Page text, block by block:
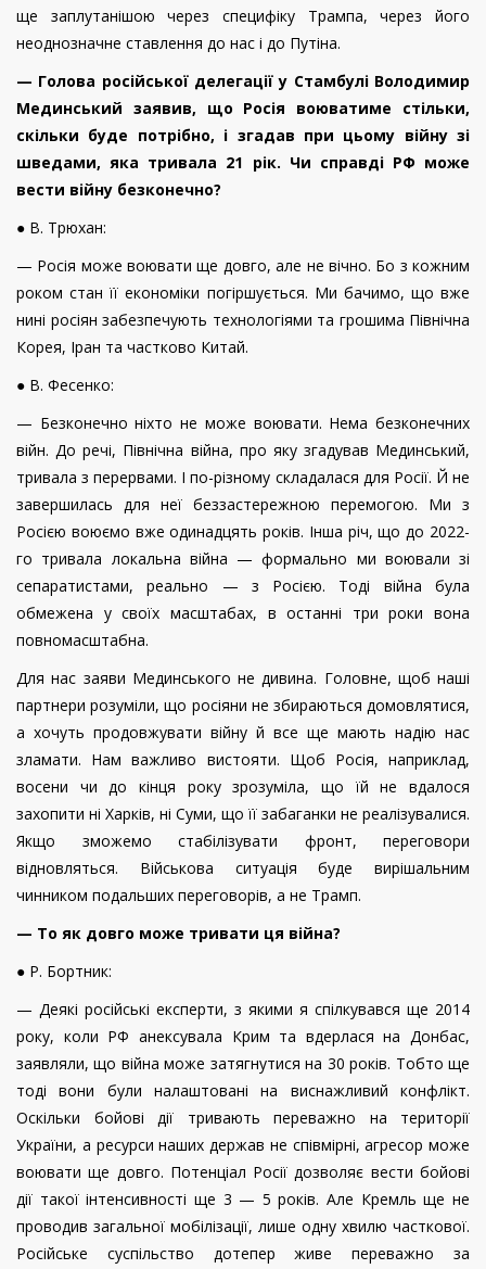
ще заплутанішою через специфіку Трампа, через його
неоднозначне ставлення до нас і до Путіна.
— Голова російської делегації у Стамбулі Володимир
Мединський заявив, що Росія воюватиме стільки,
скільки буде потрібно, і згадав при цьому війну зі
шведами, яка тривала 21 рік. Чи справді РФ може
вести війну безконечно?
● В. Трюхан:
— Росія може воювати ще довго, але не вічно. Бо з кожним
роком стан її економіки погіршується. Ми бачимо, що вже
нині росіян забезпечують технологіями та грошима Північна
Корея, Іран та частково Китай.
● В. Фесенко:
— Безконечно ніхто не може воювати. Нема безконечних
війн. До речі, Північна війна, про яку згадував Мединський,
тривала з перервами. І по-різному складалася для Росії. Й не
завершилась для неї беззастережною перемогою. Ми з
Росією воюємо вже одинадцять років. Інша річ, що до 2022-
го тривала локальна війна — формально ми воювали зі
сепаратистами, реально — з Росією. Тоді війна була
обмежена у своїх масштабах, в останні три роки вона
повномасштабна.
Для нас заяви Мединського не дивина. Головне, щоб наші
партнери розуміли, що росіяни не збираються домовлятися,
а хочуть продовжувати війну й все ще мають надію нас
зламати. Нам важливо вистояти. Щоб Росія, наприклад,
восени чи до кінця року зрозуміла, що їй не вдалося
захопити ні Харків, ні Суми, що її забаганки не реалізувалися.
Якщо зможемо стабілізувати фронт, переговори
відновляться. Військова ситуація буде вирішальним
чинником подальших переговорів, а не Трамп.
— То як довго може тривати ця війна?
● Р. Бортник:
— Деякі російські експерти, з якими я спілкувався ще 2014
року, коли РФ анексувала Крим та вдерлася на Донбас,
заявляли, що війна може затягнутися на 30 років. Тобто ще
тоді вони були налаштовані на виснажливий конфлікт.
Оскільки бойові дії тривають переважно на території
України, а ресурси наших держав не співмірні, агресор може
воювати ще довго. Потенціал Росії дозволяє вести бойові
дії такої інтенсивності ще 3 — 5 років. Але Кремль ще не
проводив загальної мобілізації, лише одну хвилю часткової.
Російське суспільство дотепер живе переважно за